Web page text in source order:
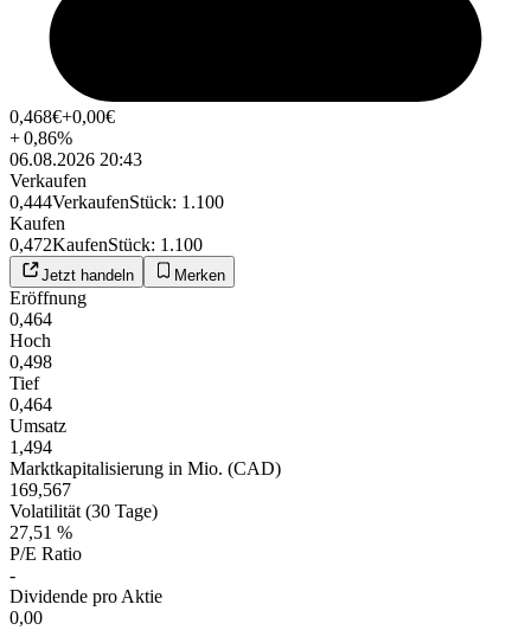
0,468€+0,00€
+0,86%
06.08.2026 20:43
Verkaufen
0,444VerkaufenStück: 1.100
Kaufen
0,472KaufenStück: 1.100
Jetzt handeln Merken
Eröffnung
0,464
Hoch
0,498
Tief
0,464
Umsatz
1,494
Marktkapitalisierung in Mio. (CAD)
169,567
Volatilität (30 Tage)
27,51 %
P/E Ratio
-
Dividende pro Aktie
0,00